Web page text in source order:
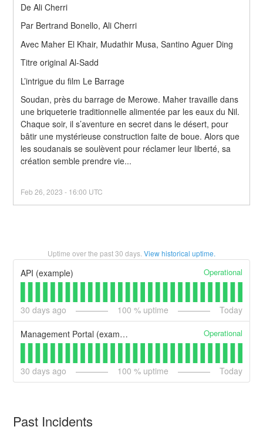
De Ali Cherri
Par Bertrand Bonello, Ali Cherri
Avec Maher El Khair, Mudathir Musa, Santino Aguer Ding
Titre original Al-Sadd
L’intrigue du film Le Barrage
Soudan, près du barrage de Merowe. Maher travaille dans
une briqueterie traditionnelle alimentée par les eaux du Nil.
Chaque soir, il s’aventure en secret dans le désert, pour
bâtir une mystérieuse construction faite de boue. Alors que
les soudanais se soulèvent pour réclamer leur liberté, sa
création semble prendre vie...
Feb26 ,2023 - 16:00 UTC
Uptime over the past30 days. View historical uptime.
API (example) Operational
30 days ago 100 % uptime Today
Management Portal (example) Operational
30 days ago 100 % uptime Today
Past Incidents